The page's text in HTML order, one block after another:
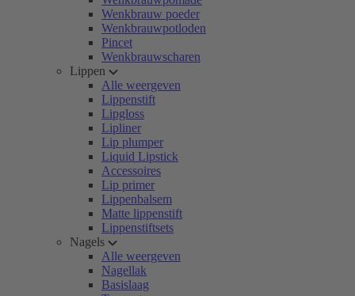
Wenkbrauw poeder
Wenkbrauwpotloden
Pincet
Wenkbrauwscharen
Lippen
Alle weergeven
Lippenstift
Lipgloss
Lipliner
Lip plumper
Liquid Lipstick
Accessoires
Lip primer
Lippenbalsem
Matte lippenstift
Lippenstiftsets
Nagels
Alle weergeven
Nagellak
Basislaag